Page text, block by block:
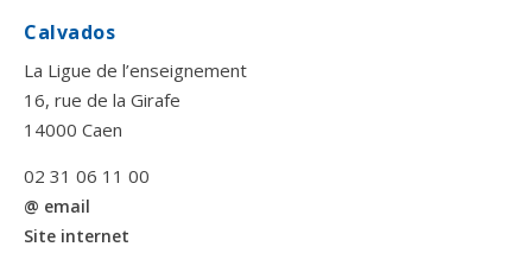
Calvados
La Ligue de l’enseignement
16, rue de la Girafe
14000 Caen
02 31 06 11 00
@ email
Site internet